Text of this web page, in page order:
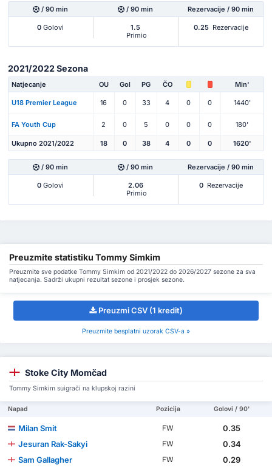
/ 90 min / 90 min Rezervacije / 90 min
0 Golovi
1.5
Primio
0.25 Rezervacije
2021/2022 Sezona
Natjecanje OU Gol PG ČO Min'
U18 Premier League 16 0 33 4 0 0 1440'
FA Youth Cup 2 0 5 0 0 0 180'
Ukupno 2021/2022 18 0 38 4 0 0 1620'
/ 90 min / 90 min Rezervacije / 90 min
0 Golovi
2.06
Primio
0 Rezervacije
Preuzmite statistiku Tommy Simkim
Preuzmite sve podatke Tommy Simkim od 2021/2022 do 2026/2027 sezone za sva
natjecanja. Sadrži ukupni rezultat sezone i prosjek sezone.
Preuzmi CSV (1 kredit)
Preuzmite besplatni uzorak CSV-a »
Stoke City Momčad
Tommy Simkim suigrači na klupskoj razini
Napad Pozicija Golovi / 90'
Milan Smit FW
0.35
Jesuran Rak-Sakyi
FW
0.34
Sam Gallagher
FW
0.29